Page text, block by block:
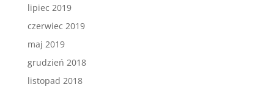
lipiec 2019
czerwiec 2019
maj 2019
grudzień 2018
listopad 2018